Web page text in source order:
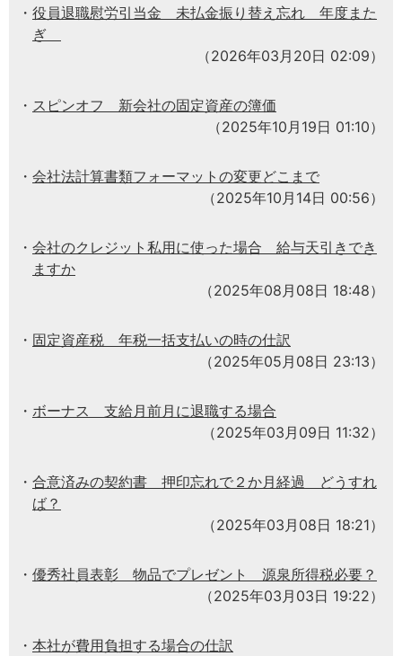
役員退職慰労引当金 未払金振り替え忘れ 年度また
ぎ
（2026年03月20日 02:09）
スピンオフ 新会社の固定資産の簿価
（2025年10月19日 01:10）
会社法計算書類フォーマットの変更どこまで
（2025年10月14日 00:56）
会社のクレジット私用に使った場合 給与天引きでき
ますか
（2025年08月08日 18:48）
固定資産税 年税一括支払いの時の仕訳
（2025年05月08日 23:13）
ボーナス 支給月前月に退職する場合
（2025年03月09日 11:32）
合意済みの契約書 押印忘れで２か月経過 どうすれ
ば？
（2025年03月08日 18:21）
優秀社員表彰 物品でプレゼント 源泉所得税必要？
（2025年03月03日 19:22）
本社が費用負担する場合の仕訳